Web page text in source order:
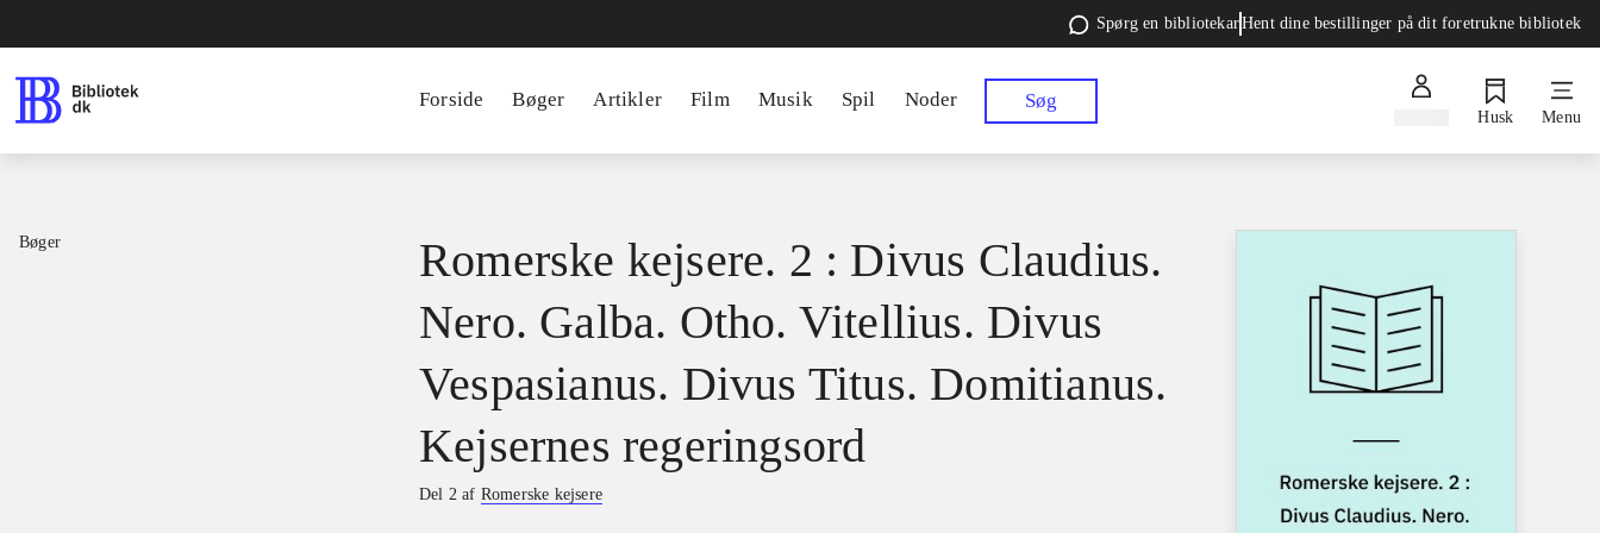
Spørg en bibliotekarHent dine bestillinger på dit foretrukne bibliotek
Forside Bøger Artikler Film Musik Spil Noder Søg
Husk Menu
Bøger
Romerske kejsere. 2 : Divus Claudius.
Nero. Galba. Otho. Vitellius. Divus
Vespasianus. Divus Titus. Domitianus.
Kejsernes regeringsord
Del 2 af Romerske kejsere